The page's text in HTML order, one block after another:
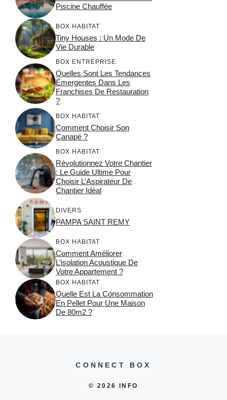
Piscine Chauffée
BOX HABITAT
Tiny Houses : Un Mode De
Vie Durable
BOX ENTREPRISE
Quelles Sont Les Tendances
Émergentes Dans Les
Franchises De Restauration
?
BOX HABITAT
Comment Choisir Son
Canapé ?
BOX HABITAT
Révolutionnez Votre Chantier
: Le Guide Ultime Pour
Choisir L’Aspirateur De
Chantier Idéal
DIVERS
PAMPA SAINT REMY
BOX HABITAT
Comment Améliorer
L’isolation Acoustique De
Votre Appartement ?
BOX HABITAT
Quelle Est La Consommation
En Pellet Pour Une Maison
De 80m2 ?
CONNECT BOX
© 2026 INFO